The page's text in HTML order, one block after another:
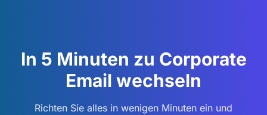
In 5 Minuten zu Corporate
Email wechseln
Richten Sie alles in wenigen Minuten ein und